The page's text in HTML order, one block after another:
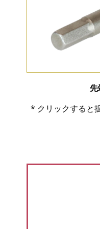
先
* クリックすると